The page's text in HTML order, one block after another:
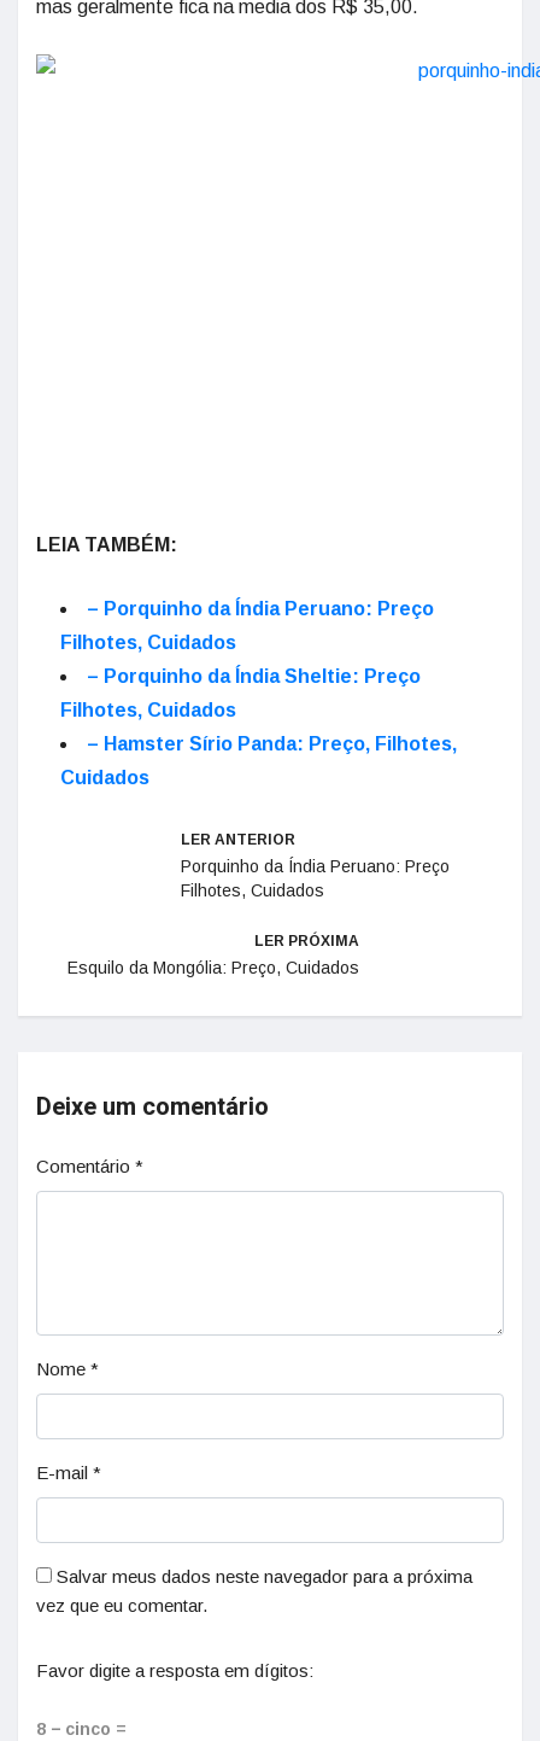
mas geralmente fica na media dos R$ 35,00.
LEIA TAMBÉM:
– Porquinho da Índia Peruano: Preço
Filhotes, Cuidados
– Porquinho da Índia Sheltie: Preço
Filhotes, Cuidados
– Hamster Sírio Panda: Preço, Filhotes,
Cuidados
LER ANTERIOR
Porquinho da Índia Peruano: Preço
Filhotes, Cuidados
LER PRÓXIMA
Esquilo da Mongólia: Preço, Cuidados
Deixe um comentário
Comentário *
Nome *
E-mail *
Salvar meus dados neste navegador para a próxima
vez que eu comentar.
Favor digite a resposta em dígitos:
8 − cinco =